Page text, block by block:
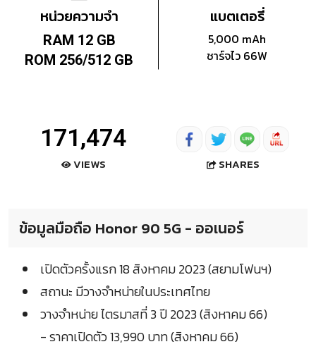
หน่วยความจำ
RAM 12 GB
ROM 256/512 GB
แบตเตอรี่
5,000 mAh
ชาร์จไว 66W
171,474
VIEWS SHARES
ข้อมูลมือถือ Honor 90 5G - ออเนอร์
เปิดตัวครั้งแรก 18 สิงหาคม 2023 (สยามโฟนฯ)
สถานะ มีวางจำหน่ายในประเทศไทย
วางจำหน่าย ไตรมาสที่ 3 ปี 2023 (สิงหาคม 66)
- ราคาเปิดตัว 13,990 บาท (สิงหาคม 66)